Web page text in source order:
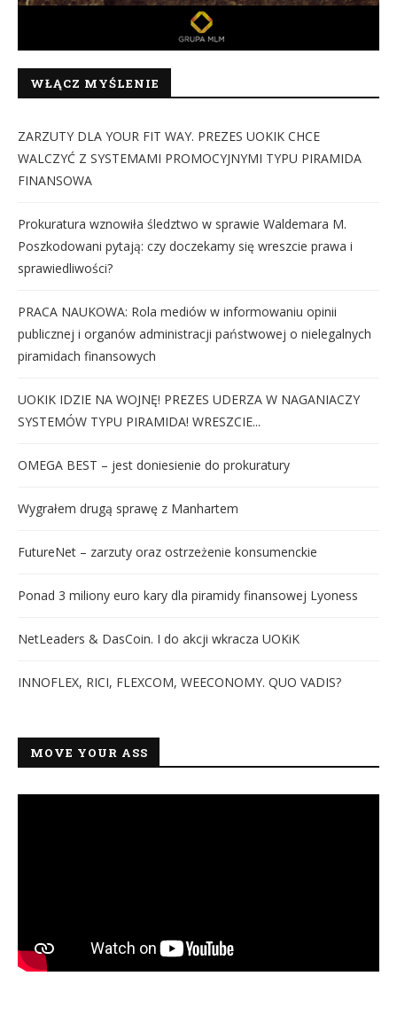
WŁĄCZ MYŚLENIE
ZARZUTY DLA YOUR FIT WAY. PREZES UOKIK CHCE
WALCZYĆ Z SYSTEMAMI PROMOCYJNYMI TYPU PIRAMIDA
FINANSOWA
Prokuratura wznowiła śledztwo w sprawie Waldemara M.
Poszkodowani pytają: czy doczekamy się wreszcie prawa i
sprawiedliwości?
PRACA NAUKOWA: Rola mediów w informowaniu opinii
publicznej i organów administracji państwowej o nielegalnych
piramidach finansowych
UOKIK IDZIE NA WOJNĘ! PREZES UDERZA W NAGANIACZY
SYSTEMÓW TYPU PIRAMIDA! WRESZCIE...
OMEGA BEST – jest doniesienie do prokuratury
Wygrałem drugą sprawę z Manhartem
FutureNet – zarzuty oraz ostrzeżenie konsumenckie
Ponad 3 miliony euro kary dla piramidy finansowej Lyoness
NetLeaders & DasCoin. I do akcji wkracza UOKiK
INNOFLEX, RICI, FLEXCOM, WEECONOMY. QUO VADIS?
MOVE YOUR ASS